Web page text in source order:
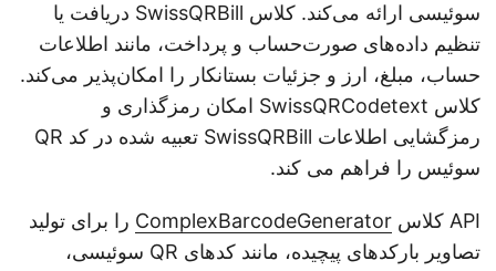
سوئیسی ارائه می‌کند. کلاس SwissQRBill دریافت یا
تنظیم داده‌های صورت‌حساب و پرداخت، مانند اطلاعات
حساب، مبلغ، ارز و جزئیات بستانکار را امکان‌پذیر می‌کند.
کلاس SwissQRCodetext امکان رمزگذاری و
رمزگشایی اطلاعات SwissQRBill تعبیه شده در کد QR
سوئیس را فراهم می کند.
API کلاس ComplexBarcodeGeneratorرا برای تولید
تصاویر بارکدهای پیچیده، مانند کدهای QR سوئیسی،